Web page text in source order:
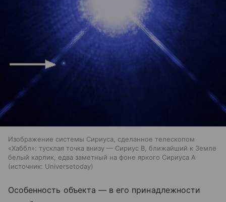
Изображение системы Сириуса, сделанное телескопом
«Хаббл»: тусклая точка внизу — Сириус B, ближайший к Земле
белый карлик, едва заметный на фоне яркого Сириуса A
источник: Universetoday
Особенность объекта — в его принадлежности